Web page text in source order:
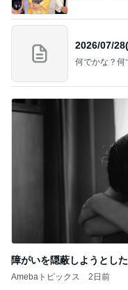
2026/07/
何でかな？何
障がいを隠蔽しようとし
Amebaトピックス 2日前